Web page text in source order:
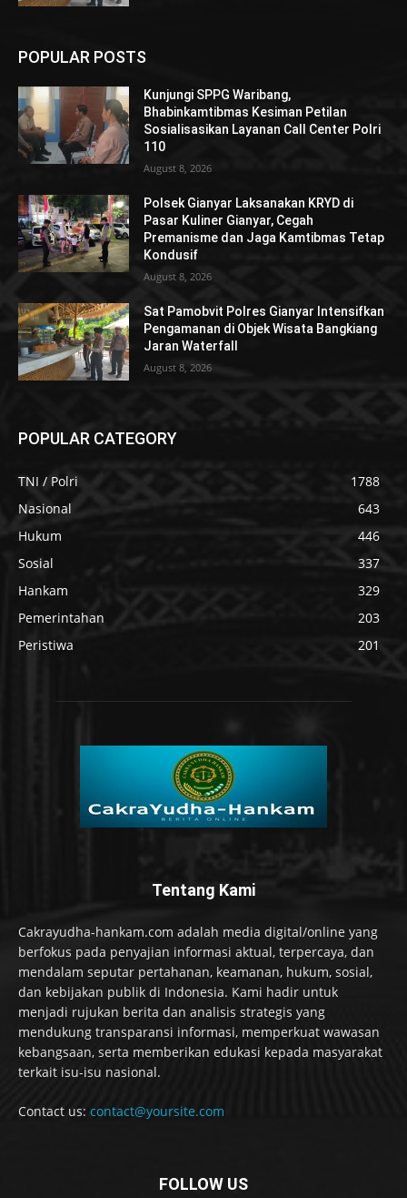
POPULAR POSTS
Kunjungi SPPG Waribang,
Bhabinkamtibmas Kesiman Petilan
Sosialisasikan Layanan Call Center Polri
110
August 8, 2026
Polsek Gianyar Laksanakan KRYD di
Pasar Kuliner Gianyar, Cegah
Premanisme dan Jaga Kamtibmas Tetap
Kondusif
August 8, 2026
Sat Pamobvit Polres Gianyar Intensifkan
Pengamanan di Objek Wisata Bangkiang
Jaran Waterfall
August 8, 2026
POPULAR CATEGORY
TNI / Polri
1788
Nasional
643
Hukum
446
Sosial
337
Hankam
329
Pemerintahan
203
Peristiwa
201
Tentang Kami
Cakrayudha-hankam.com adalah media digital/online yang
berfokus pada penyajian informasi aktual, terpercaya, dan
mendalam seputar pertahanan, keamanan, hukum, sosial,
dan kebijakan publik di Indonesia. Kami hadir untuk
menjadi rujukan berita dan analisis strategis yang
mendukung transparansi informasi, memperkuat wawasan
kebangsaan, serta memberikan edukasi kepada masyarakat
terkait isu-isu nasional.
Contact us: contact@yoursite.com
FOLLOW US